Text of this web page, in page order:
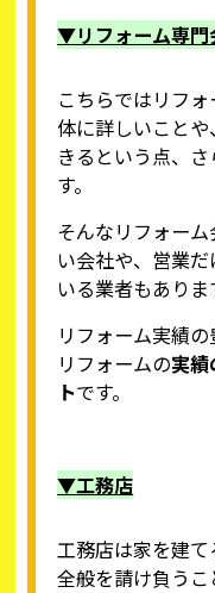
▼リフォーム専門
こちらではリフ
体に詳しいこと
きるという点、
す。
そんなリフォー
い会社や、営業
いる業者もありま
リフォーム実績
リフォームの実
トです。
▼工務店
工務店は家を建
全般を請け負うこ